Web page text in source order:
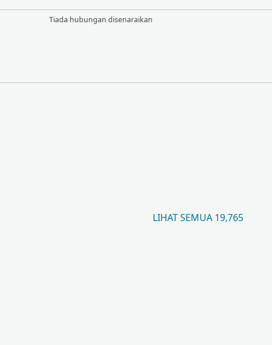
Tiada hubungan disenaraikan
LIHAT SEMUA 19,765